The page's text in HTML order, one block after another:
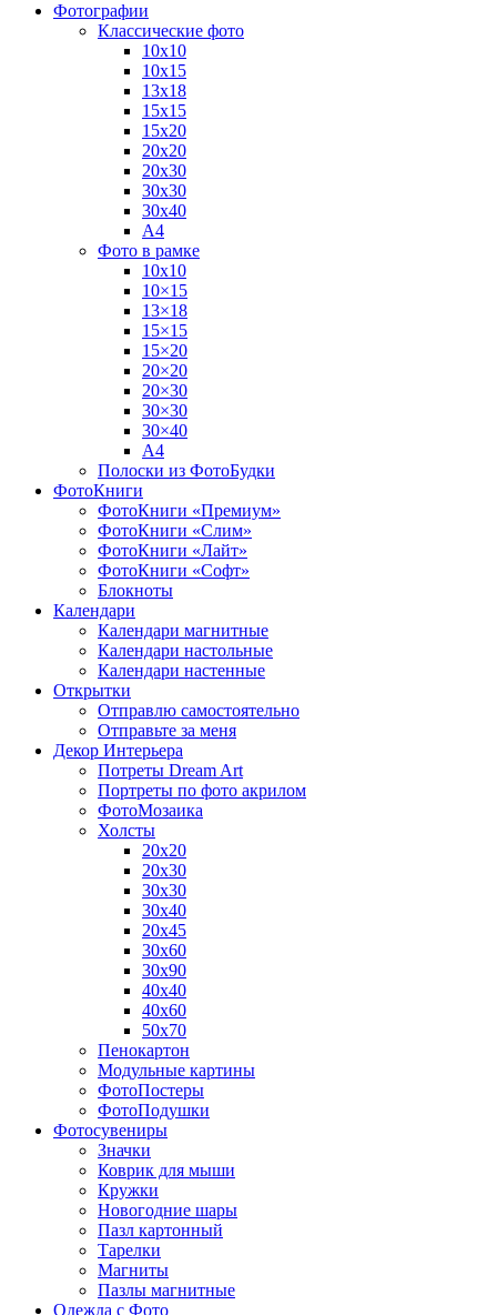
Фотографии
Классические фото
10х10
10х15
13х18
15х15
15х20
20х20
20х30
30х30
30х40
А4
Фото в рамке
10х10
10×15
13×18
15×15
15×20
20×20
20×30
30×30
30×40
A4
Полоски из ФотоБудки
ФотоКниги
ФотоКниги «Премиум»
ФотоКниги «Слим»
ФотоКниги «Лайт»
ФотоКниги «Софт»
Блокноты
Календари
Календари магнитные
Календари настольные
Календари настенные
Открытки
Отправлю самостоятельно
Отправьте за меня
Декор Интерьера
Потреты Dream Art
Портреты по фото акрилом
ФотоМозаика
Холсты
20х20
20х30
30х30
30х40
20х45
30х60
30х90
40х40
40х60
50х70
Пенокартон
Модульные картины
ФотоПостеры
ФотоПодушки
Фотоcувениры
Значки
Коврик для мыши
Кружки
Новогодние шары
Пазл картонный
Тарелки
Магниты
Пазлы магнитные
Одежда с Фото